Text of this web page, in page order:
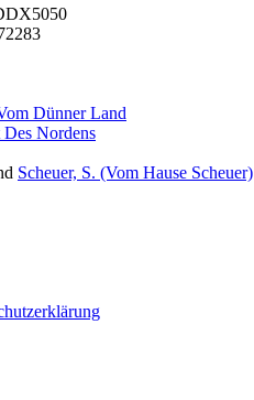
Dünner Land
Nordens
Scheuer, S. (Vom Hause Scheuer)